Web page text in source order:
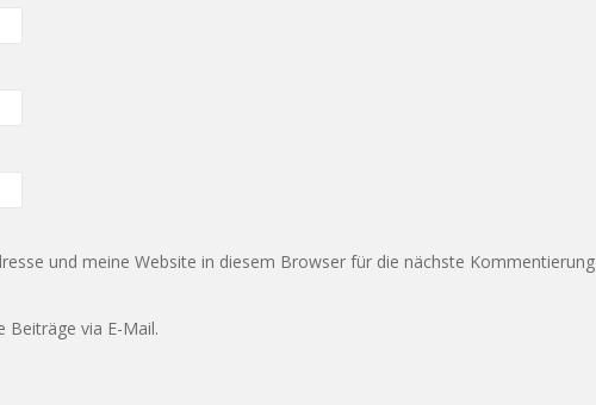
und meine Website in diesem Browser für die nächste Kommentierung
Beiträge via E-Mail.